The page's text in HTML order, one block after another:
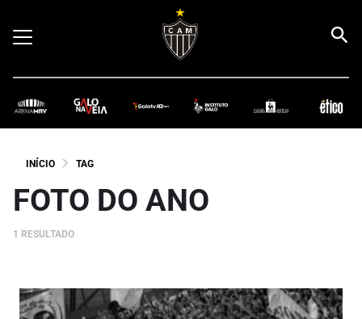
INÍCIO TAG
FOTO DO ANO
1 RESULTADO